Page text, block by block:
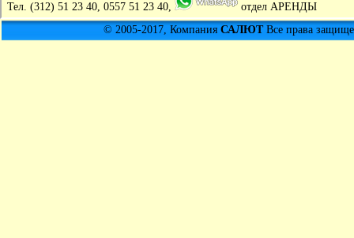
Тел. (312) 51 23 40, 0557 51 23 40,
отдел АРЕНДЫ
© 2005-2017, Компания САЛЮТВсе права